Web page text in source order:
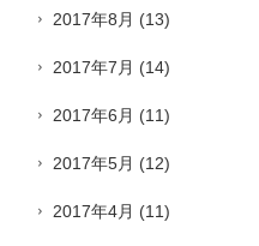
2017年8月 (13)
2017年7月 (14)
2017年6月 (11)
2017年5月 (12)
2017年4月 (11)